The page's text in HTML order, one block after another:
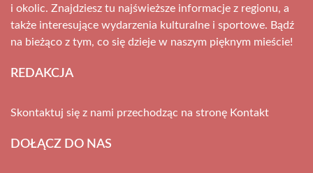
i okolic. Znajdziesz tu najświeższe informacje z regionu, a
także interesujące wydarzenia kulturalne i sportowe. Bądź
na bieżąco z tym, co się dzieje w naszym pięknym mieście!
REDAKCJA
Skontaktuj się z nami przechodząc na stronę Kontakt
DOŁĄCZ DO NAS